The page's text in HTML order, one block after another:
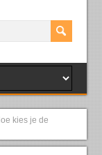
kies je de